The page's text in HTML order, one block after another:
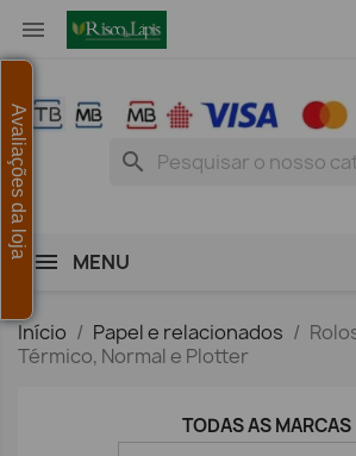

search
MENU
Início Papel e relacionados
Térmico, Normal e Plotter
TODAS AS MARCAS
Avaliações da loja